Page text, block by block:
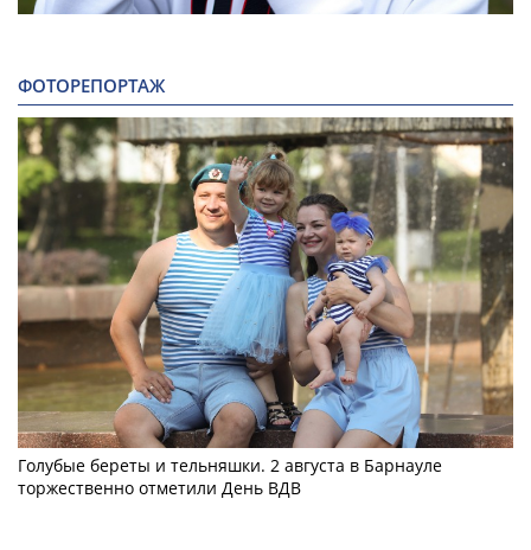
ФОТОРЕПОРТАЖ
Голубые береты и тельняшки. 2 августа в Барнауле
торжественно отметили День ВДВ